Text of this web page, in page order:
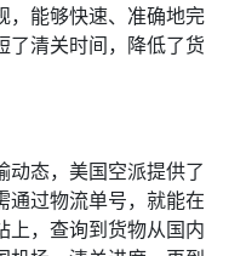
，能够快速、准确地完
了清关时间，降低了货
动态，美国空派提供了
通过物流单号，就能在
上，查询到货物从国内